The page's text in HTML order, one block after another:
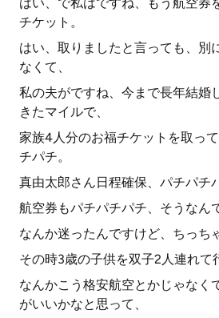
チケット。
はい、取りましたと言っても、別
なくて、
私の夫がですね、今まで長年結婚
きたマイルで、
家族4人分のお福チケットを取っ
チパチ。
真由太郎さん日程確保、パチパチ
航空券もパチパチパチ、そうなん
なんか迷ったんですけど、ちっち
その時3歳の子供を双子2人連れて
なんかこう格安航空とかじゃなく
がいいかなと思って、